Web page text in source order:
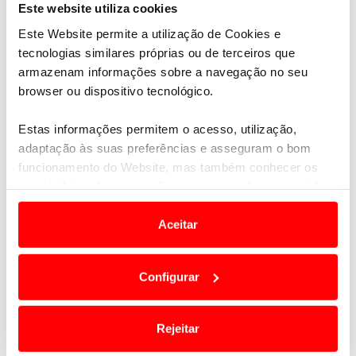
Este website utiliza cookies
Este Website permite a utilização de Cookies e
tecnologias similares próprias ou de terceiros que
armazenam informações sobre a navegação no seu
browser ou dispositivo tecnológico.
Estas informações permitem o acesso, utilização,
adaptação às suas preferências e asseguram o bom
funcionamento do Website, mas também conhecer os
e anúncios de modo a promover produtos e/ou serviços.
Em alguns casos, a utilização destas tecnologias
termos e a todo o tempo as suas preferências e limitando
o acesso a informações durante a navegação no
Aceitar
Configurar
Rejeitar
9 dias | desde 1.882€ por pessoa